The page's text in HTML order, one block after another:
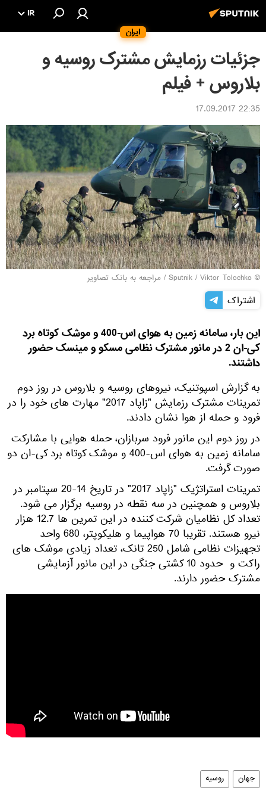
ایران
IR
جزئیات رزمایش مشترک روسیه و
بلاروس + فیلم
22:35 17.09.2017
© Sputnik / Viktor Tolochko
/ مراجعه به بانک تصاویر
اشتراک
این بار، سامانه زمین به هوای اس-400 و موشک کوتاه برد
کی-ان 2 در مانور مشترک نظامی مسکو و مینسک حضور
داشتند.
به گزارش اسپوتنیک، نیروهای روسیه و بلاروس در روز دوم
تمرینات مشترک رزمایش "زاپاد 2017" مهارت های خود را در
فرود و حمله از هوا نشان دادند.
در روز دوم این مانور فرود سربازان، حمله هوایی با مشارکت
سامانه زمین به هوای اس-400 و موشک کوتاه برد کی-ان دو
صورت گرفت.
تمرینات استراتژیک "زاپاد 2017" در تاریخ 14-20 سپتامبر در
بلاروس و همچنین در سه نقطه در روسیه برگزار می شود.
تعداد کل نظامیان شرکت کننده در این تمرین ها 12.7 هزار
نیرو هستند. تقریبا 70 هواپیما و هلیکوپتر، 680 واحد
تجهیزات نظامی شامل 250 تانک، تعداد زیادی موشک های
راکت و حدود 10 کشتی جنگی در این مانور آزمایشی
مشترک حضور دارند.
جهان روسیه